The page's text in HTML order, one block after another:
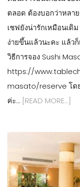
ตลอด ต้องบอกว่าหลา
เชฟยังน่ารักเหมือนเดิ
ง่ายขึ้นแล้วนะคะ แล้
วิธีการจอง Sushi
https://
masato/reserve โดย
ค่ะ… [READ MORE…]